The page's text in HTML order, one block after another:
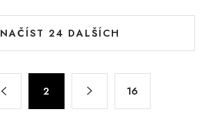
NAČÍST 24 DALŠÍCH
2 16